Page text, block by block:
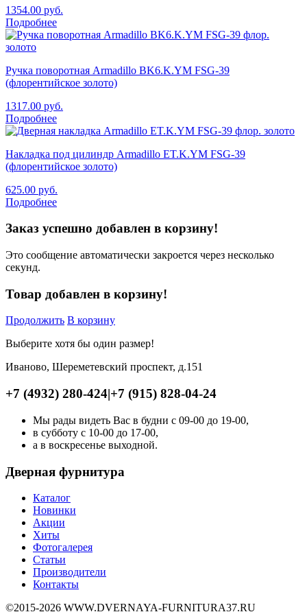
1354.00 руб.
Подробнее
Ручка поворотная Armadillo BK6.K.YM FSG-39
(флорентийское золото)
1317.00 руб.
Подробнее
Накладка под цилиндр Armadillo ET.K.YM FSG-39
(флорентийское золото)
625.00 руб.
Подробнее
Заказ успешно добавлен в корзину!
Это сообщение автоматически закроется через несколько
секунд.
Товар добавлен в корзину!
Продолжить В корзину
Выберите хотя бы один размер!
Иваново, Шереметевский проспект, д.151
+7 (4932) 280-424|+7 (915) 828-04-24
Мы рады видеть Вас в будни с 09-00 до 19-00,
в субботу с 10-00 до 17-00,
а в воскресенье выходной.
Дверная фурнитура
Каталог
Новинки
Акции
Хиты
Фотогалерея
Статьи
Производители
Контакты
©2015-2026 WWW.DVERNAYA-FURNITURA37.RU